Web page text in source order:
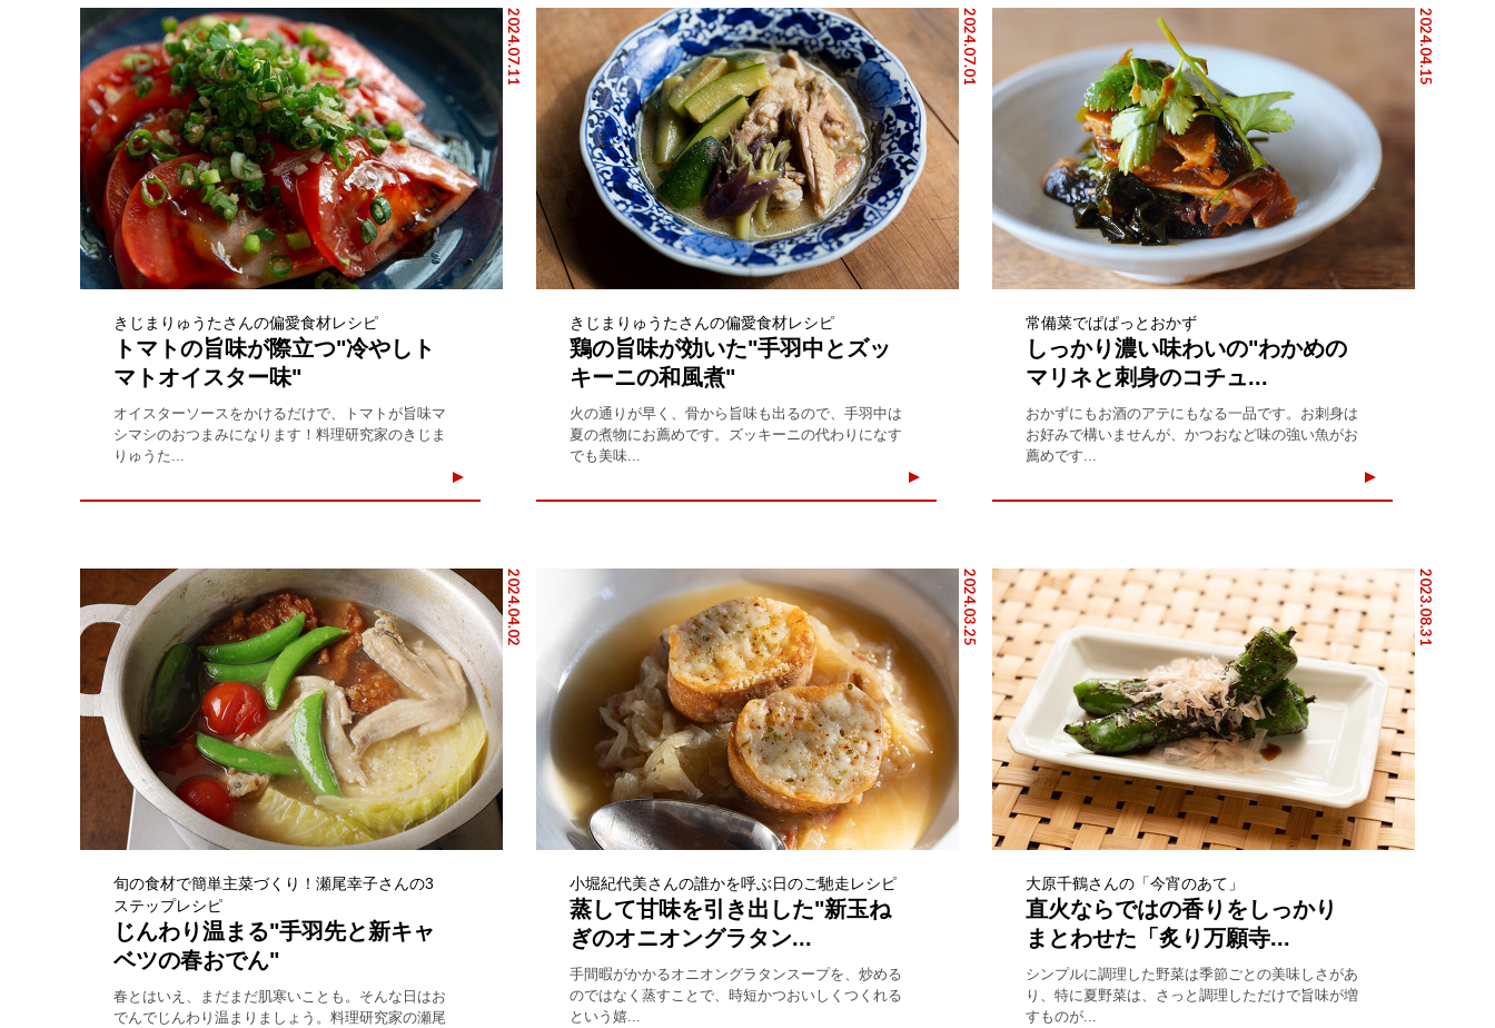
2024.07.11
きじまりゅうたさんの偏愛食材レシピ
トマトの旨味が際立つ"冷やしト
マトオイスター味"
オイスターソースをかけるだけで、トマトが旨味マ
シマシのおつまみになります！料理研究家のきじま
りゅうた...
2024.07.01
きじまりゅうたさんの偏愛食材レシピ
鶏の旨味が効いた"手羽中とズッ
キーニの和風煮"
火の通りが早く、骨から旨味も出るので、手羽中は
夏の煮物にお薦めです。ズッキーニの代わりになす
でも美味...
2024.04.15
常備菜でぱぱっとおかず
しっかり濃い味わいの"わかめの
マリネと刺身のコチュ...
おかずにもお酒のアテにもなる一品です。お刺身は
お好みで構いませんが、かつおなど味の強い魚がお
薦めです...
2024.04.02
旬の食材で簡単主菜づくり！瀬尾幸子さんの3
ステップレシピ
じんわり温まる"手羽先と新キャ
ベツの春おでん"
春とはいえ、まだまだ肌寒いことも。そんな日はお
でんでじんわり温まりましょう。料理研究家の瀬尾
2024.03.25
小堀紀代美さんの誰かを呼ぶ日のご馳走レシピ
蒸して甘味を引き出した"新玉ね
ぎのオニオングラタン...
手間暇がかかるオニオングラタンスープを、炒める
のではなく蒸すことで、時短かつおいしくつくれる
という嬉...
2023.08.31
大原千鶴さんの「今宵のあて」
直火ならではの香りをしっかり
まとわせた「炙り万願寺...
シンプルに調理した野菜は季節ごとの美味しさがあ
り、特に夏野菜は、さっと調理しただけで旨味が増
すものが...